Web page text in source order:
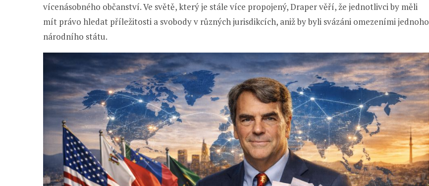
vícenásobného občanství. Ve světě, který je stále více propojený, Draper věří, že jednotlivci by měli
mít právo hledat příležitosti a svobody v různých jurisdikcích, aniž by byli svázáni omezeními jednoho
národního státu.